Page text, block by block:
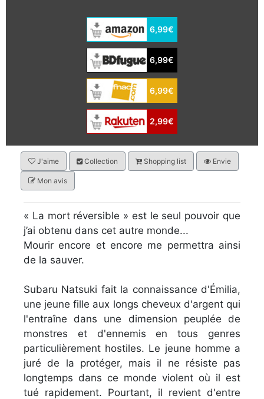
6,99€
6,99€
6,99€
2,99€
J'aime Collection Shopping list Envie
Mon avis
« La mort réversible » est le seul pouvoir que
j’ai obtenu dans cet autre monde...
Mourir encore et encore me permettra ainsi
de la sauver.
Subaru Natsuki fait la connaissance d'Émilia,
une jeune fille aux longs cheveux d'argent qui
l'entraîne dans une dimension peuplée de
monstres et d'ennemis en tous genres
particulièrement hostiles. Le jeune homme a
juré de la protéger, mais il ne résiste pas
longtemps dans ce monde violent où il est
tué rapidement. Pourtant, il revient d'entre